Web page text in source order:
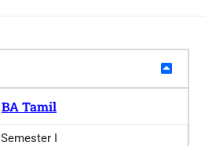
BA Tamil
Semester I